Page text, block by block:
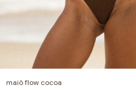
maiô flow cocoa